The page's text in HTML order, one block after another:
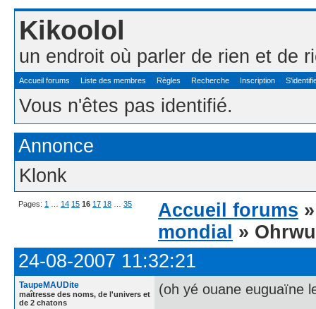
Kikoolol
un endroit où parler de rien et de
Accueil forums Liste des membres Règles Recherche Inscription
Vous n'êtes pas identifié.
Annonce
Klonk
Pages: 1 14 15 16 17 18 35 Accueil forums
mondial »
24-08-2007 11:32:21
TaupeMAUDite
maîtresse des noms, de l'univers et
de 2 chatons
(oh yé ouane euguaïne